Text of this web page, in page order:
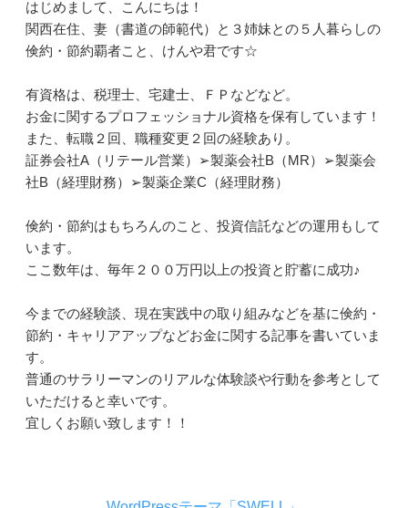
はじめまして、こんにちは！
関西在住、妻（書道の師範代）と３姉妹との５人暮らしの
倹約・節約覇者こと、けんや君です☆
有資格は、税理士、宅建士、ＦＰなどなど。
お金に関するプロフェッショナル資格を保有しています！
また、転職２回、職種変更２回の経験あり。
証券会社A（リテール営業）➢製薬会社B（MR）➢製薬会
社B（経理財務）➢製薬企業C（経理財務）
倹約・節約はもちろんのこと、投資信託などの運用もして
います。
ここ数年は、毎年２００万円以上の投資と貯蓄に成功♪
今までの経験談、現在実践中の取り組みなどを基に倹約・
節約・キャリアアップなどお金に関する記事を書いていま
す。
普通のサラリーマンのリアルな体験談や行動を参考として
いただけると幸いです。
宜しくお願い致します！！